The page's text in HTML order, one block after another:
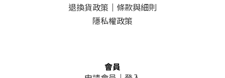
退換貨政策 ｜ 條款與細則
隱私權政策
會員